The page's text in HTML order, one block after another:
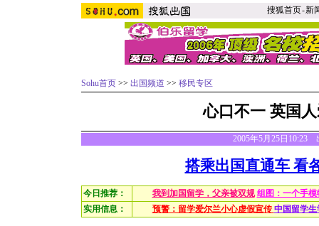
搜狐首页-新
Sohu首页 >> 出国频道 >> 移民专区
心口不一 英国
2005年5月25日10:23
搭乘出国直通车 看
今日推荐： 我到加国留学，父亲被双规 组图：一个手
实用信息：
预警：留学爱尔兰小心虚假宣传 中国留学